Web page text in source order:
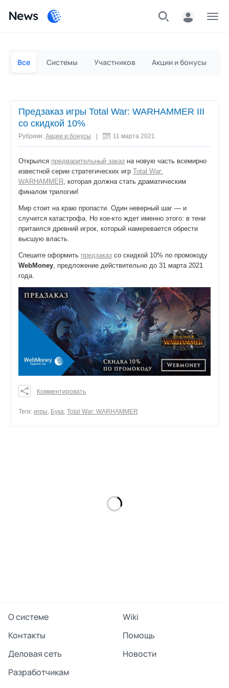
News
Все Системы Участников Акции и бонусы
Предзаказ игры Total War: WARHAMMER III
со скидкой 10%
Рубрики: Акции и бонусы 11 марта 2021
Открылся предварительный заказ на новую часть всемирно
известной серии стратегических игр Total War:
WARHAMMER, которая должна стать драматическим
финалом трилогии!
Мир стоит на краю пропасти. Один неверный шаг — и
случится катастрофа. Но кое-кто ждет именно этого: в тени
притаился древний игрок, который намеревается обрести
высшую власть.
Спешите оформить предзаказ со скидкой 10% по промокоду
WebMoney, предложение действительно до 31 марта 2021
года.
0
Комментировать
Теги: игры, Бука, Total War: WARHAMMER
О системе
Wiki
Контакты
Помощь
Деловая сеть
Новости
Разработчикам